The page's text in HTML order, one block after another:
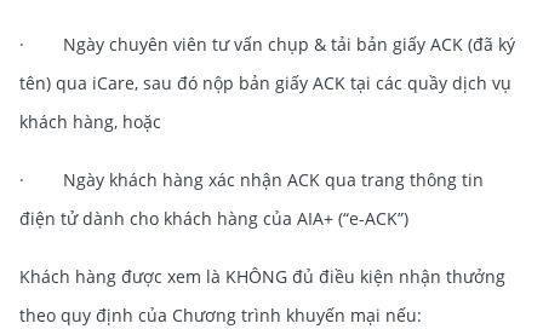
· Ngày chuyên viên tư vấn chụp & tải bản giấy ACK (đã ký
tên) qua iCare, sau đó nộp bản giấy ACK tại các quầy dịch vụ
khách hàng, hoặc
· Ngày khách hàng xác nhận ACK qua trang thông tin
điện tử dành cho khách hàng của AIA+ (“e-ACK”)
Khách hàng được xem là KHÔNG đủ điều kiện nhận thưởng
theo quy định của Chương trình khuyến mại nếu: